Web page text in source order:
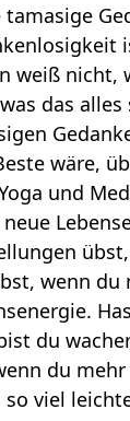
weiß nicht,
das
wäre,
und
wenn
du
du
viel